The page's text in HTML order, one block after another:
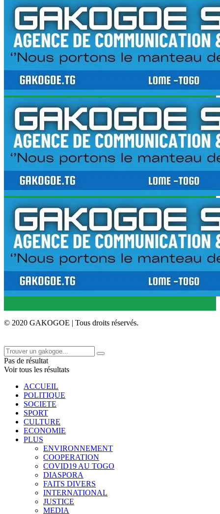
© 2020 GAKOGOE | Tous droits réservés.
Pas de résultat
Voir tous les résultats
ACCUEIL
POLITIQUE
SOCIETE
SPORT
CULTURE
ECONOMIE
PLUS
ENVIRONNEMENT
COOPERATION
COVID19 AU TOGO
DIASPORA
FAITS DIVERS
INTERNATIONAL
JUSTICE
MEDIA